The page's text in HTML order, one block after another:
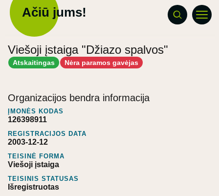
Ačiū jums!
Viešoji įstaiga "Džiazo spalvos"
Atskaitingas Nėra paramos gavėjas
Organizacijos bendra informacija
ĮMONĖS KODAS
126398911
REGISTRACIJOS DATA
2003-12-12
TEISINĖ FORMA
Viešoji įstaiga
TEISINIS STATUSAS
Išregistruotas